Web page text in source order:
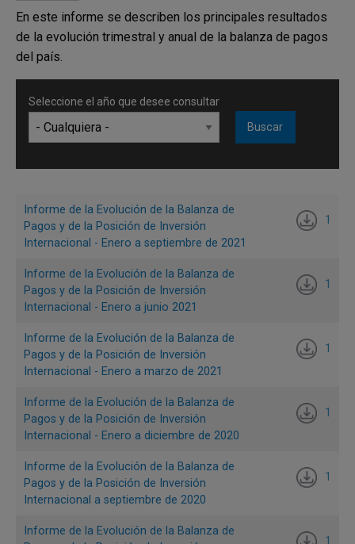
En la cuenta financiera para el primer trimestre de 2026,
se estiman entradas netas de capital por USD 954 m que
de no residentes a residentes por ganancias en
operaciones de derivados financieros (USD 411 m), y al
aumento de las reservas internacionales por concepto de
2).
Gráfico 2. Componentes de la cuenta financiera de la
balanza de pagos de Colombia
Cifras en millones de dólares
En este informe se describen los principales resultados
de la evolución trimestral y anual de la balanza de pagos
del país.
Seleccione el año que desee consultar
Informe de la Evolución de la Balanza de
Pagos y de la Posición de Inversión
Internacional - Enero a septiembre de 2021
1
Informe de la Evolución de la Balanza de
Pagos y de la Posición de Inversión
Internacional - Enero a junio 2021
1
Informe de la Evolución de la Balanza de
Pagos y de la Posición de Inversión
Internacional - Enero a marzo de 2021
1
Informe de la Evolución de la Balanza de
Pagos y de la Posición de Inversión
Internacional - Enero a diciembre de 2020
1
Informe de la Evolución de la Balanza de
Pagos y de la Posición de Inversión
Internacional a septiembre de 2020
1
Informe de la Evolución de la Balanza de
1